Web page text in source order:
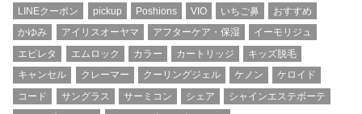
LINEクーポン
pickup Poshions VIO いちご鼻
おすすめ
かゆみ
アイリスオーヤマ アフターケア・保湿
イーモリジュ
エピレタ
エムロック カラー カートリッジ
キッズ脱毛
キャンセル
クレーマー クーリングジェル ケノン
ケロイド
コード
サングラス サーミコン シェア
シャインエステボーテ